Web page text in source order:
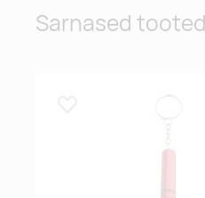
Sarnased tooted